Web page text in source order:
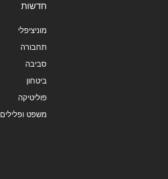
חדשות
מוניציפלי
תחבורה
סביבה
ביטחון
פוליטיקה
משפט ופלילים